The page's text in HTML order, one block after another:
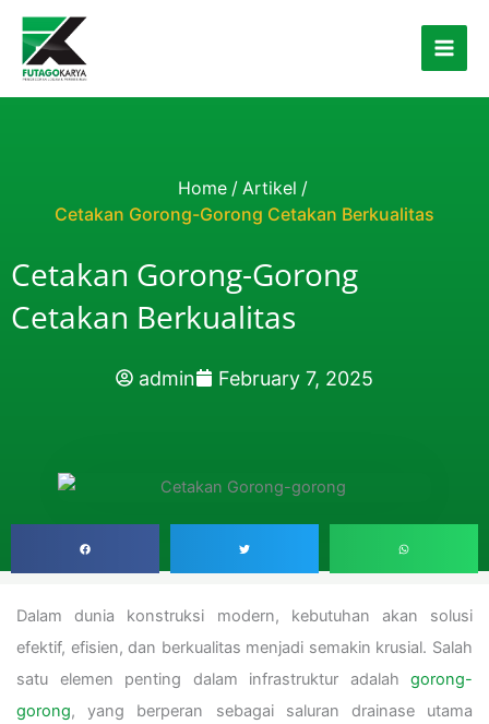
Skip to content
Home / Artikel /
Cetakan Gorong-Gorong Cetakan Berkualitas
Cetakan Gorong-Gorong
Cetakan Berkualitas
admin February 7, 2025
Dalam dunia konstruksi modern, kebutuhan akan solusi
efektif, efisien, dan berkualitas menjadi semakin krusial. Salah
satu elemen penting dalam infrastruktur adalah gorong-
gorong, yang berperan sebagai saluran drainase utama